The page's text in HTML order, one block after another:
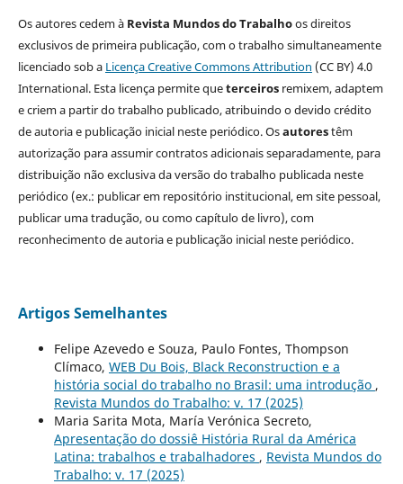
Os autores cedem à Revista Mundos do Trabalhoos direitos
exclusivos de primeira publicação, com o trabalho simultaneamente
licenciado sob a Licença Creative Commons Attribution (CC BY) 4.0
International. Esta licença permite queterceirosremixem, adaptem
e criem a partir do trabalho publicado, atribuindo o devido crédito
de autoria e publicação inicial neste periódico. Osautorestêm
autorização para assumir contratos adicionais separadamente, para
distribuição não exclusiva da versão do trabalho publicada neste
periódico (ex.: publicar em repositório institucional, em site pessoal,
publicar uma tradução, ou como capítulo de livro), com
reconhecimento de autoria e publicação inicial neste periódico.
Artigos Semelhantes
Felipe Azevedo e Souza, Paulo Fontes, Thompson
Clímaco, WEB Du Bois, Black Reconstruction e a
história social do trabalho no Brasil: uma introdução ,
Revista Mundos do Trabalho: v. 17 (2025)
Maria Sarita Mota, María Verónica Secreto,
Apresentação do dossiê História Rural da América
Latina: trabalhos e trabalhadores , Revista Mundos do
Trabalho: v. 17 (2025)